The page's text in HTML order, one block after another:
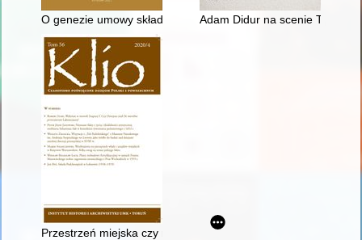
O genezie umowy składu w kodeksie cywilnym z 1964 r
Adam Didur na scenie Teatru
Przestrzeń miejska czy mieszczańska? : o książce Krzysztofa